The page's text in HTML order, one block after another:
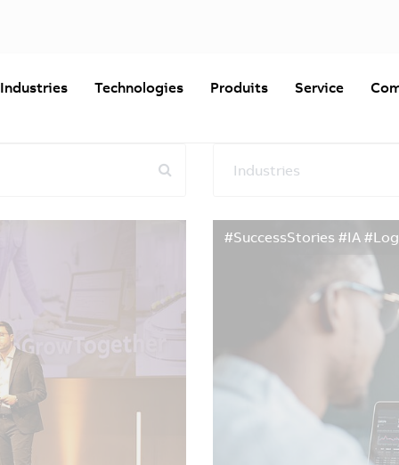
Industries Technologies Produits Service
Industries
Réinitialiser les filtres#SuccessStories #IA